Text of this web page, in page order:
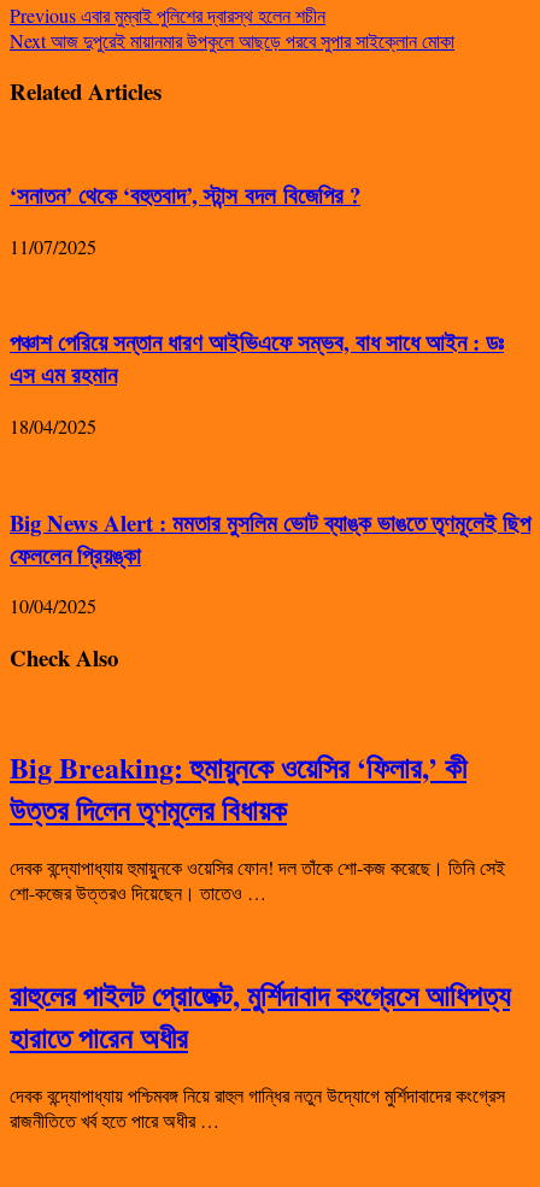
Previousএবার মুম্বাই পুলিশের দ্বারস্থ হলেন শচীন
Nextআজ দুপুরেই মায়ানমার উপকুলে আছড়ে পরবে সুপার সাইক্লোন মোকা
Related Articles
‘সনাতন’ থেকে ‘বহুতবাদ’, স্টান্স বদল বিজেপির ?
11/07/2025
পঞ্চাশ পেরিয়ে সন্তান ধারণ আইভিএফে সম্ভব, বাধ সাধে আইন : ডঃ
এস এম রহমান
18/04/2025
Big News Alert : মমতার মুসলিম ভোট ব্যাঙ্ক ভাঙতে তৃণমূলেই ছিপ
ফেললেন প্রিয়ঙ্কা
10/04/2025
Check Also
Big Breaking: হুমায়ুনকে ওয়েসির ‘ফিলার,’ কী
উত্তর দিলেন তৃণমূলের বিধায়ক
দেবক বন্দ্যোপাধ্যায় হুমায়ুনকে ওয়েসির ফোন! দল তাঁকে শো-কজ করেছে। তিনি সেই
শো-কজের উত্তরও দিয়েছেন। তাতেও …
রাহুলের পাইলট প্রোজেক্ট, মুর্শিদাবাদ কংগ্রেসে আধিপত্য
হারাতে পারেন অধীর
দেবক বন্দ্যোপাধ্যায় পশ্চিমবঙ্গ নিয়ে রাহুল গান্ধির নতুন উদ্যোগে মুর্শিদাবাদের কংগ্রেস
রাজনীতিতে খর্ব হতে পারে অধীর …